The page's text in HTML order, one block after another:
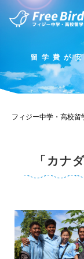
留学費が
フィジー中学・高校留
「カナ